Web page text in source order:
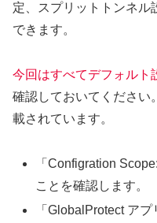
定、スプリットトンネル
できます。
今回はすべてデフォルト
確認しておいてください
載されています。
「Configration
ことを確認します。
「GlobalProtect ア